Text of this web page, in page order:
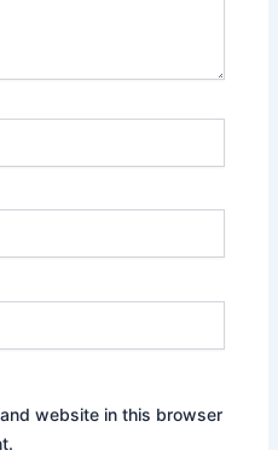
website in this browser